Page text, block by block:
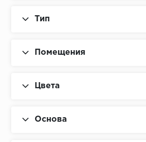
Тип
Помещения
Цвета
Основа